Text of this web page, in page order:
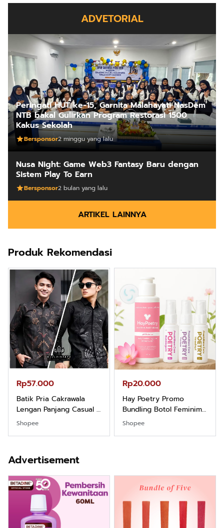
ADVETORIAL
Peringati HUT ke-15, Garnita Malahayati NasDem
NTB bakal Gulirkan Program Restorasi 1500
Kakus Sekolah
Bersponsor2 minggu yang lalu
Nusa Night: Game Web3 Fantasy Baru dengan
Sistem Play To Earn
Bersponsor2 bulan yang lalu
ARTIKEL LAINNYA
Produk Rekomendasi
Rp57.000
Batik Pria Cakrawala
Lengan Panjang Casual -
Kemeja Batik Pria
Dewasa Lengan Panjang
Santai Slimfit Formal
Shopee
Rp20.000
Hay Poetry Promo
Bundling Botol Feminim
Care Perawatan
Keputihan Kewanitaan
Shopee
Advertisement